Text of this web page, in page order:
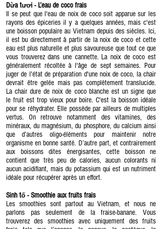
Dừa tươi - L’eau de coco frais
Il se peut que l'eau de noix de coco soit apparue sur les
rayons des épiceries il y a quelques années, mais c'est
une boisson populaire au Vietnam depuis des siècles. Ici,
il est bu directement à partir de la noix de coco et cette
eau est plus naturelle et plus savoureuse que tout ce que
vous trouverez dans une cannette. La noix de coco est
généralement récoltée à l'âge de sept semaines. Pour
juger de l'état de préparation d'une noix de coco, la chair
devrait être gelée mais pas complètement translucide.
La chair dure de noix de coco blanche est un signe que
le fruit est trop vieux pour boire. C'est la boisson idéale
pour se réhydrater. Elle possède par ailleurs de multiples
vertus. On retrouve notamment des vitamines, des
minéraux, du magnésium, du phosphore, du calcium ainsi
que d’autres oligo-éléments pour maintenir notre
organisme en bonne santé. D’autre part, et contrairement
aux boissons dites énergisantes, cette boisson ne
contient que très peu de calories, aucun colorants ni
aucun acidifiant, mais du potassium qui est un nutriment
idéale pour récupérer après un effort.
Sinh tố - Smoothie aux fruits frais
Les smoothies sont partout au Vietnam, et nous ne
parlons pas seulement de la fraise-banane. Vous
trouverez des smoothies avec uniquement des fruits